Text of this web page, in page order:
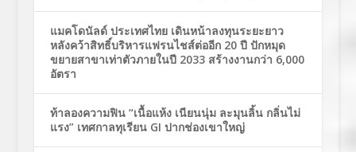
แมคโดนัลด์ ประเทศไทย เดินหน้าลงทุนระยะยาว
หลังคว้าสิทธิ์บริหารแฟรนไชส์ต่ออีก 20 ปี ปักหมุด
ขยายสาขาเท่าตัวภายในปี 2033 สร้างงานกว่า 6,000
อัตรา
ท้าลองความฟิน “เนื้อแห้ง เนียนนุ่ม ละมุนลิ้น กลิ่นไม่
แรง” เทศกาลทุเรียน GI ปากช่องเขาใหญ่